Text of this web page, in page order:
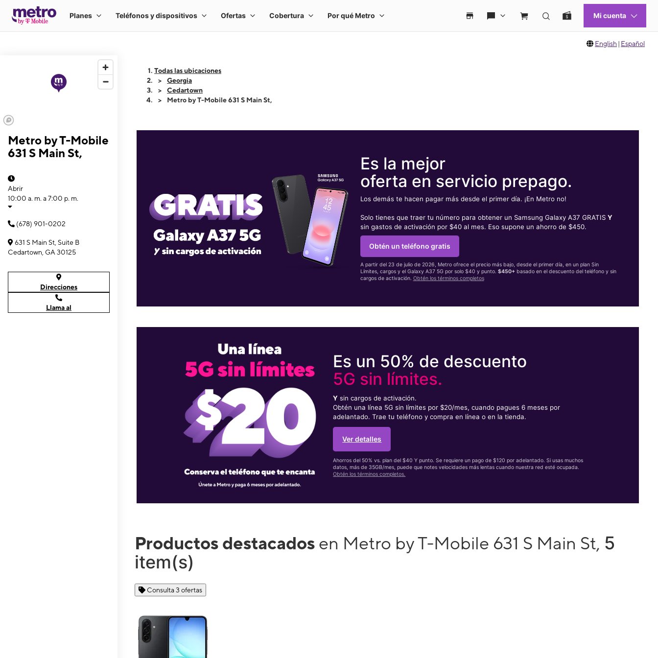
English | Español
Metro by T-Mobile
631 S Main St,
Abrir
10:00 a. m. a 7:00 p. m.
(678) 901-0202
631 S Main St, Suite B
Cedartown, GA 30125
Direcciones
Llama al
Todas las ubicaciones
Georgia
Cedartown
Metro by T-Mobile 631 S Main St,
Es la mejor
oferta en servicio prepago.
Los demás te hacen pagar más desde el primer día. ¡En Metro no!
Solo tienes que traer tu número para obtener un Samsung Galaxy A37 GRATIS Y
sin gastos de activación por $40 al mes. Eso supone un ahorro de $450.
Obtén un teléfono gratis
A partir del 23 de julio de 2026, Metro ofrece el precio más bajo, desde el primer día, en un plan Sin
Límites, cargos y el Galaxy A37 5G por solo $40 y punto. $450+basado en el descuento del teléfono y sin
cargos de activación. Obtén los términos completos
Es un 50% de descuento
5G sin límites.
Y sin cargos de activación.
Obtén una línea 5G sin límites por $20/mes, cuando pagues 6 meses por
adelantado. Trae tu teléfono y compra en línea o en la tienda.
Ver detalles
Ahorros del 50% vs. plan del $40 Y punto. Se requiere un pago de $120 por adelantado. Si usas muchos
datos, más de 35GB/mes, puede que notes velocidades más lentas cuando nuestra red esté ocupada.
Obtén los términos completos.
Productos destacados en Metro by T-Mobile 631 S Main St, 5
item(s)
Consulta 3 ofertas